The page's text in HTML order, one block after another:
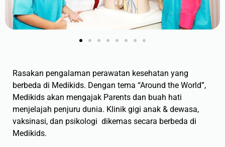
Rasakan pengalaman perawatan kesehatan yang
berbeda di Medikids. Dengan tema “Around the World”,
Medikids akan mengajak Parents dan buah hati
menjelajah penjuru dunia. Klinik gigi anak & dewasa,
vaksinasi, dan psikologi dikemas secara berbeda di
Medikids.